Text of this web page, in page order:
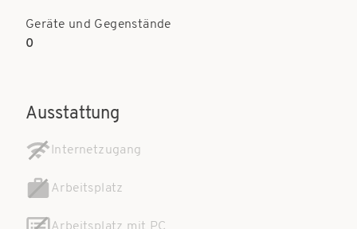
Geräte und Gegenstände
0
Ausstattung
Internetzugang
Arbeitsplatz